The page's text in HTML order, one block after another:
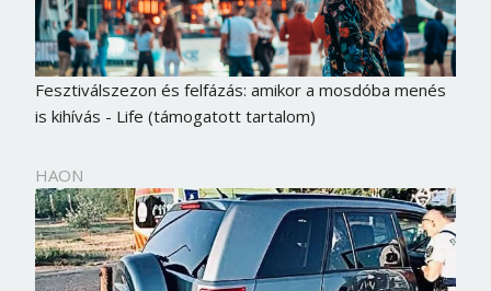
Fesztiválszezon és felfázás: amikor a mosdóba menés
is kihívás - Life (támogatott tartalom)
HAON